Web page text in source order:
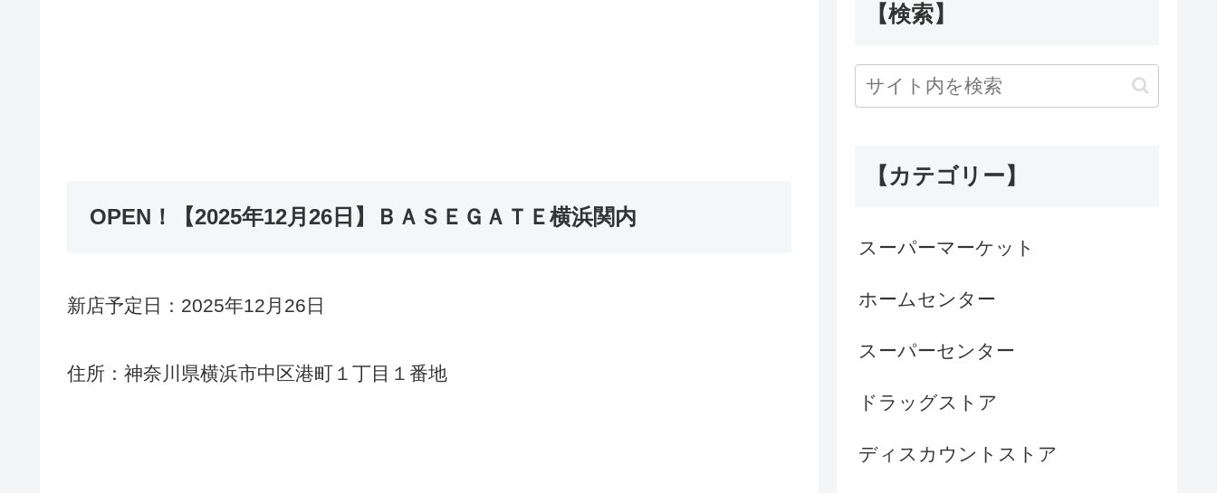
OPEN！【2025年12月26日】ＢＡＳＥＧＡＴＥ横浜関内
新店予定日：2025年12月26日
住所：神奈川県横浜市中区港町１丁目１番地
【検索】
【カテゴリー】
スーパーマーケット
ホームセンター
スーパーセンター
ドラッグストア
ディスカウントストア